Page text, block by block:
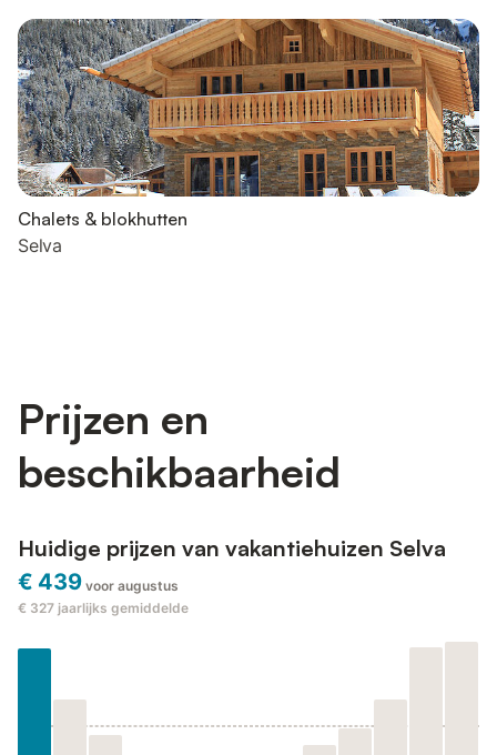
Chalets & blokhutten
Selva
Prijzen en
beschikbaarheid
Huidige prijzen van vakantiehuizen Selva
€ 439 voor augustus
€ 327 jaarlijks gemiddelde